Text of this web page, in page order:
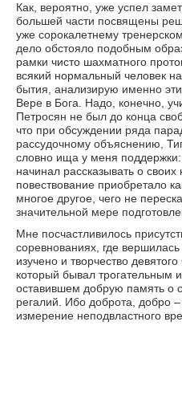
Как, вероятно, уже успел
большей части посвящены
уже сорокалетнему
дело обстояло подобным
рамки чисто шахматного
всякий нормальный человек
бытия, анализирую именно
Вере в Бога. Надо, конечно,
Петросян не был до конца
что при обсуждении ряда
рассудочному объяснению,
словно ища у меня поддержки:
начинал рассказывать о
повествование приобретало
многое другое, чего не
значительной мере
Мне посчастливилось
соревнованиях, где
изучено и творчество
который бывал
оставившем добрую память о
регалий. Ибо доброта, добро –
измерение неподвластного